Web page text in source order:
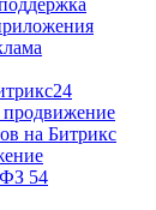
на Битрикс
54